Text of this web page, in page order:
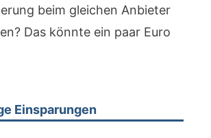
beim gleichen Anbieter
Das könnte ein paar Euro
Einsparungen